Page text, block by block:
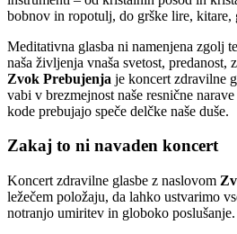
bobnov in ropotulj, do grške lire, kitare,
Meditativna glasba ni namenjena zgolj
naša življenja vnaša svetost, predanost,
Zvok Prebujenja je koncert zdravilne
vabi v brezmejnost naše resnične
kode prebujajo speče delčke naše duše.
Zakaj to ni navaden koncert
Koncert zdravilne glasbe z naslovom
ležečem položaju, da lahko ustvarimo
notranjo umiritev in globoko poslušanje.